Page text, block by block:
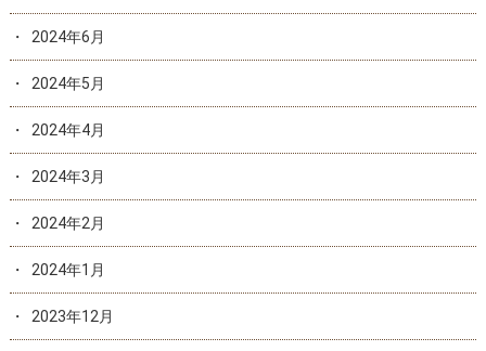
2024年6月
2024年5月
2024年4月
2024年3月
2024年2月
2024年1月
2023年12月